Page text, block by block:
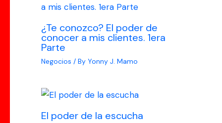
¿Te conozco? El poder de
conocer a mis clientes. 1era
Parte
Negocios / By Yonny J. Mamo
El poder de la escucha